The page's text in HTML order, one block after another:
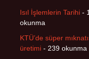
Isıl İşlemlerin Tarihi -
okunma
KTÜ’de süper
üretimi - 239 okunma